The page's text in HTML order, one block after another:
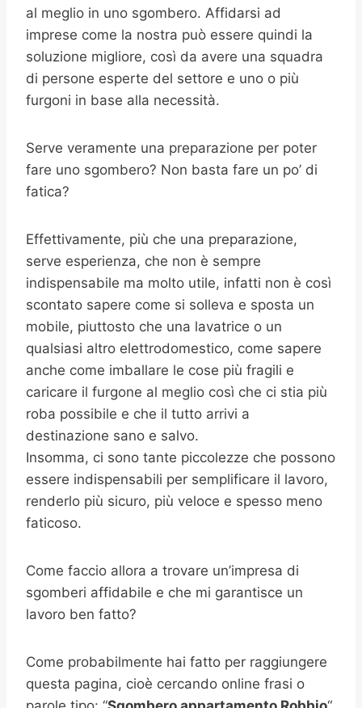
al meglio in uno sgombero. Affidarsi ad
imprese come la nostra può essere quindi la
soluzione migliore, così da avere una squadra
di persone esperte del settore e uno o più
furgoni in base alla necessità.
Serve veramente una preparazione per poter
fare uno sgombero? Non basta fare un po’ di
fatica?
Effettivamente, più che una preparazione,
serve esperienza, che non è sempre
indispensabile ma molto utile, infatti non è così
scontato sapere come si solleva e sposta un
mobile, piuttosto che una lavatrice o un
qualsiasi altro elettrodomestico, come sapere
anche come imballare le cose più fragili e
caricare il furgone al meglio così che ci stia più
roba possibile e che il tutto arrivi a
destinazione sano e salvo.
Insomma, ci sono tante piccolezze che possono
essere indispensabili per semplificare il lavoro,
renderlo più sicuro, più veloce e spesso meno
faticoso.
Come faccio allora a trovare un’impresa di
sgomberi affidabile e che mi garantisce un
lavoro ben fatto?
Come probabilmente hai fatto per raggiungere
questa pagina, cioè cercando online frasi o